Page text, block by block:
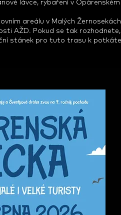
lávce, rybaření v
areálu v Malých
AŽD. Pokud se tak
stánek pro tuto trasu k